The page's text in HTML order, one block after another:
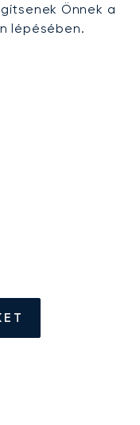
Önnek a
lépésében.